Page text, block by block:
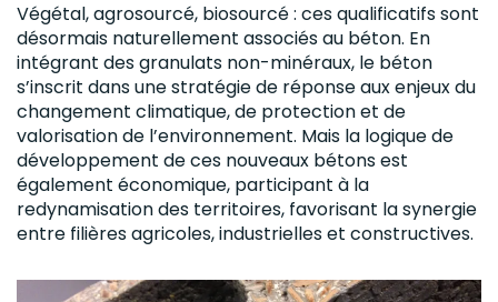
Végétal, agrosourcé, biosourcé : ces qualificatifs sont
désormais naturellement associés au béton. En
intégrant desgranulats non-minéraux, le béton
s’inscrit dans une stratégie de réponse aux enjeux du
changement climatique, de protection et de
valorisationde l’environnement. Mais la logique de
développement de ces nouveaux bétons est
également économique, participant à la
redynamisation des territoires, favorisant la synergie
entre filières agricoles, industrielles et constructives.